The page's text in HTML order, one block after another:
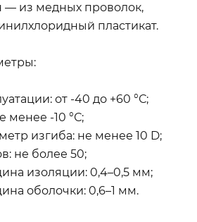
— из медных проволок,
пластикат.
от -40 до +60 °С;
менее -10 °С;
изгиба: не менее 10 D;
не более 50;
изоляции: 0,4–0,5 мм;
оболочки: 0,6–1 мм.